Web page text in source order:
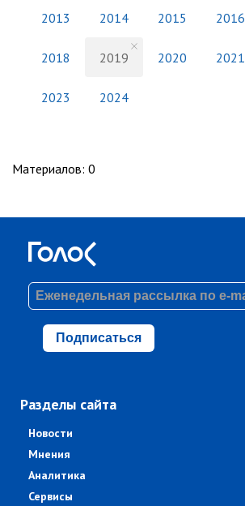
2013 2014 2015 2016
2018 2019 2020 2021
2023 2024
Материалов: 0
Подписаться
Разделы сайта
Новости
Мнения
Аналитика
Сервисы